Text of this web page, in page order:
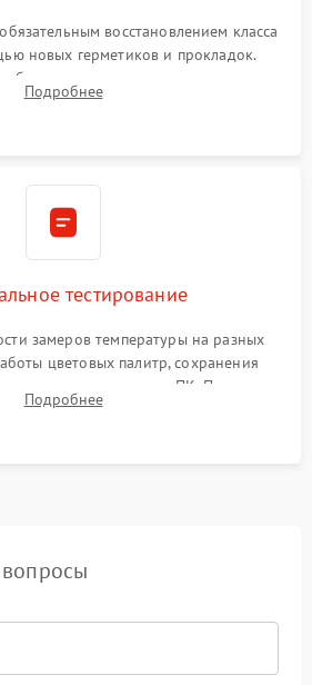
восстановлением класса
новых герметиков и прокладок.
матрицы по эталонному
для точного измерения температур.
Подробнее
тестирование
замеров температуры на разных
цветовых палитр, сохранения
и передачи данных на ПК. Проверка
и итоговый контроль качества.
Подробнее